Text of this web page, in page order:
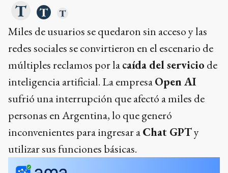
Miles de usuarios se quedaron sin acceso y las
redes sociales se convirtieron en el escenario de
múltiples reclamos por lacaída del servicio de
inteligencia artificial. La empresaOpen AI
sufrió una interrupción que afectó a miles de
personas en Argentina, lo que generó
inconvenientes para ingresar aChat GPTy
utilizar sus funciones básicas.